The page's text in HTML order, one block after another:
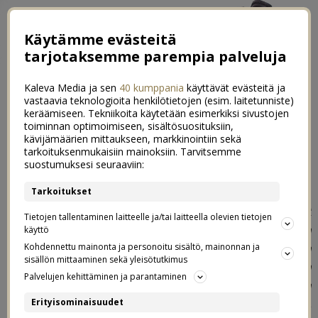
Osaanko olla yksin
Multa toivottiin postausta yksin olemisesta:”Oon saanut
blogisi perusteella sellaisen kuvan susta, että saat virtaa
nimenomaan ihmisistä ympärilläsi. Olisi kiinnostavaa
kuulla suhteestasi yksinoloon: koetko tarvitsevasi omaa
aikaa arjessa jaksamiseen ja kuinka paljon, miten
onnistuu perhe-elämän ja oman ajan yhdistäminen,
Käytämme evästeitä
tarjotaksemme parempia palveluja
Kaleva Media ja sen 40 kumppania käyttävät evästeitä ja
vastaavia teknologioita henkilötietojen (esim. laitetunniste)
keräämiseen. Tekniikoita käytetään esimerkiksi sivustojen
toiminnan optimoimiseen, sisältösuosituksiin,
kävijämäärien mittaukseen, markkinointiin sekä
tarkoituksenmukaisiin mainoksiin. Tarvitsemme
suostumuksesi seuraaviin:
Tarkoitukset
Tietojen tallentaminen laitteelle ja/tai laitteella olevien tietojen
käyttö
Kohdennettu mainonta ja personoitu sisältö, mainonnan ja
sisällön mittaaminen sekä yleisötutkimus
Palvelujen kehittäminen ja parantaminen
Erityisominaisuudet